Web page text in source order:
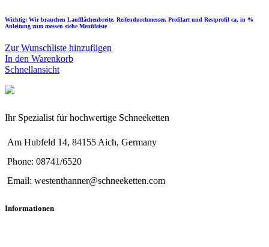
Wichtig: Wir brauchen Laufflächenbreite, Reifendurchmesser, Profilart und Restprofil ca. in %
Anleitung zum messen siehe Menüleiste
Zur Wunschliste hinzufügen
In den Warenkorb
Schnellansicht
Ihr Spezialist für hochwertige Schneeketten
Am Hubfeld 14, 84155 Aich, Germany
Phone: 08741/6520
Email: westenthanner@schneeketten.com
Informationen